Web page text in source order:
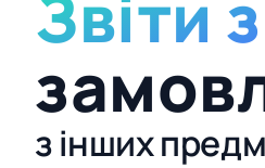
з інших